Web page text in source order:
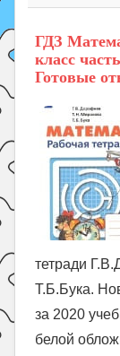
ГДЗ
класс
Готовые
тетради
Т.Б.Бука.
за 2020
белой